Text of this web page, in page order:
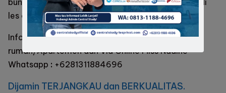
les calistung Guru Les Privat.
Info LengkapGuru Private Datang Ke
rumah/Apartemen dan Via Online Miss Nadine
Whatsapp : +6281311884696
Dijamin TERJANGKAU dan BERKUALITAS.